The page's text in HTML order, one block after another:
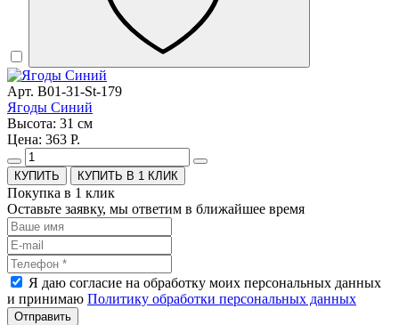
Арт. B01-31-St-179
Ягоды Синий
Высота: 31 см
Цена: 363 Р.
КУПИТЬ В 1 КЛИК
Покупка в 1 клик
Оставьте заявку, мы ответим в ближайшее время
Я даю согласие на обработку моих персональных данных
и принимаю Политику обработки персональных данных
Отправить